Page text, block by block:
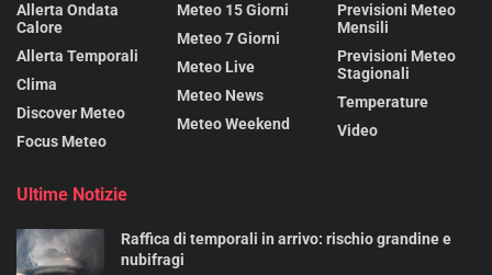
Allerta Ondata
Calore
Allerta Temporali
Clima
Discover Meteo
Focus Meteo
Meteo 15 Giorni
Meteo 7 Giorni
Meteo Live
Meteo News
Meteo Weekend
Previsioni Meteo
Mensili
Previsioni Meteo
Stagionali
Temperature
Video
Ultime Notizie
Raffica di temporali in arrivo: rischio grandine e
nubifragi